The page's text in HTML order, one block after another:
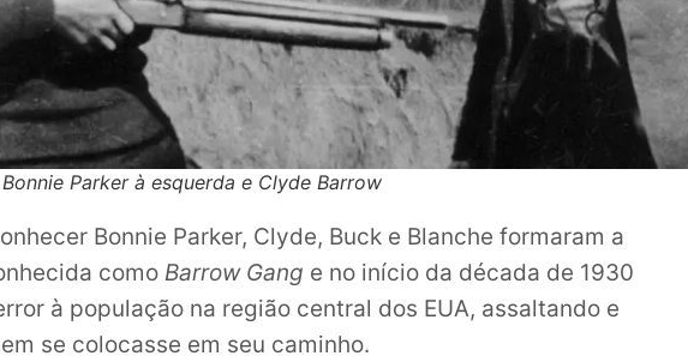
Parker à esquerda e Clyde Barrow
Bonnie Parker, Clyde, Buck e Blanche formaram a
como Barrow Gang e no início da década de 1930
à população na região central dos EUA, assaltando e
se colocasse em seu caminho.